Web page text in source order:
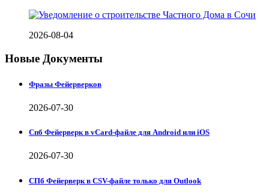
2026-08-04
Новые Документы
Фразы Фейерверков
2026-07-30
Спб Фейерверк в vCard-файле для Android или iOS
2026-07-30
СПб Фейерверк в CSV-файле только для Outlook